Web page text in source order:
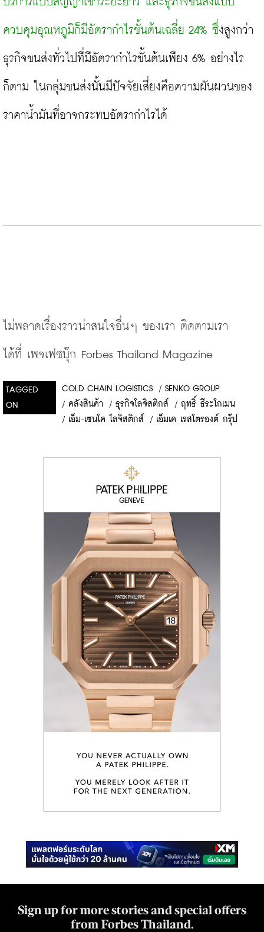
ควบคุมอุณหภูมิก็มีอัตรากำไรขั้นต้นเฉลี่ย 24% ซึ่งสูงกว่า
ธุรกิจขนส่งทั่วไปที่มีอัตรากำไรขั้นต้นเพียง 6% อย่างไร
ก็ตาม ในกลุ่มขนส่งนั้นมีปัจจัยเสี่ยงคือความผันผวนของ
ราคาน้ำมันที่อาจกระทบอัตรากำไรได้
ไม่พลาดเรื่องราวน่าสนใจอื่นๆ ของเรา ติดตามเรา
ได้ที่ เพจเฟซบุ๊ก Forbes Thailand Magazine
TAGGED
ON
COLD CHAIN LOGISTICS / SENKO GROUP
/ คลังสินค้า / ธุรกิจโลจิสติกส์ / ฤทธิ์ ธีระโกเมน
/ เอ็ม-เซนโค โลจิสติกส์ / เอ็มเค เรสโตรองต์ กรุ๊ป
Sign up for more stories and special offers
from Forbes Thailand.